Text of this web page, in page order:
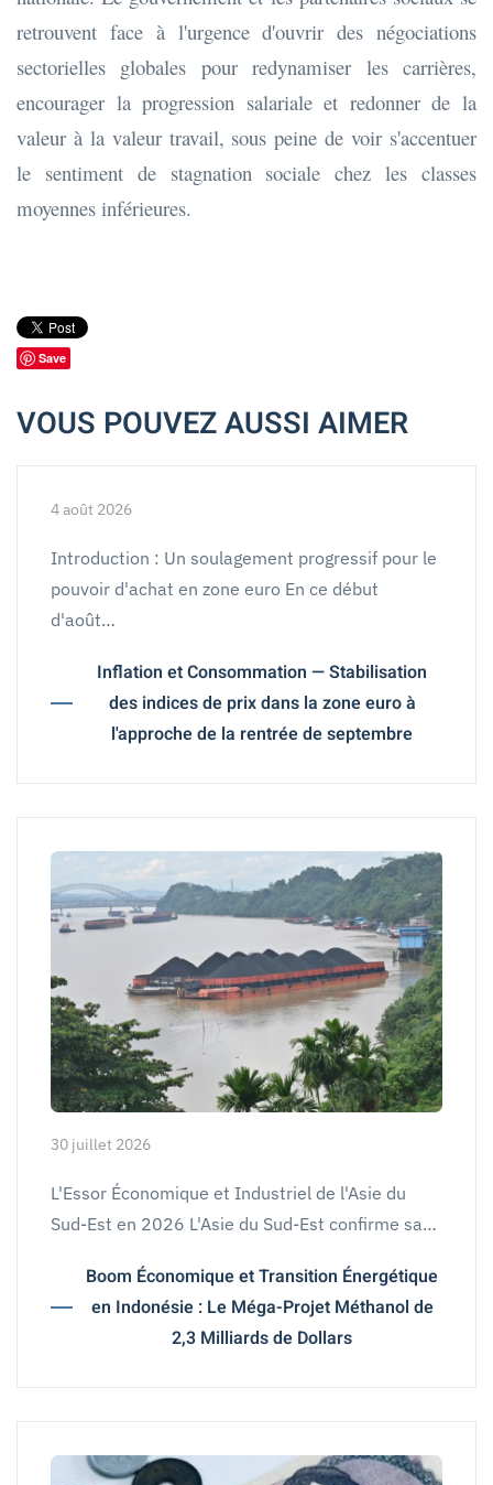
retrouvent face à l'urgence d'ouvrir des négociations
sectorielles globales pour redynamiser les carrières,
encourager la progression salariale et redonner de la
valeur à la valeur travail, sous peine de voir s'accentuer
le sentiment de stagnation sociale chez les classes
moyennes inférieures.
Save
VOUS POUVEZ AUSSI AIMER
4 août 2026
Introduction : Un soulagement progressif pour le
pouvoir d'achat en zone euro En ce début
d'août…
Inflation et Consommation — Stabilisation
des indices de prix dans la zone euro à
l'approche de la rentrée de septembre
30 juillet 2026
L'Essor Économique et Industriel de l'Asie du
Sud-Est en 2026 L'Asie du Sud-Est confirme sa…
Boom Économique et Transition Énergétique
en Indonésie : Le Méga-Projet Méthanol de
2,3 Milliards de Dollars